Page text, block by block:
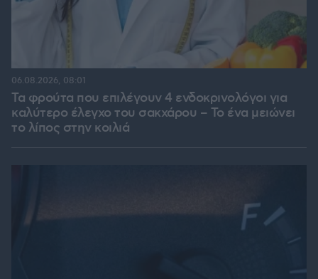
Τα φρούτα που επιλέγουν 4 ενδοκρινολόγοι για
καλύτερο έλεγχο του σακχάρου – Το ένα μειώνει
το λίπος στην κοιλιά
06.08.2026, 08:01